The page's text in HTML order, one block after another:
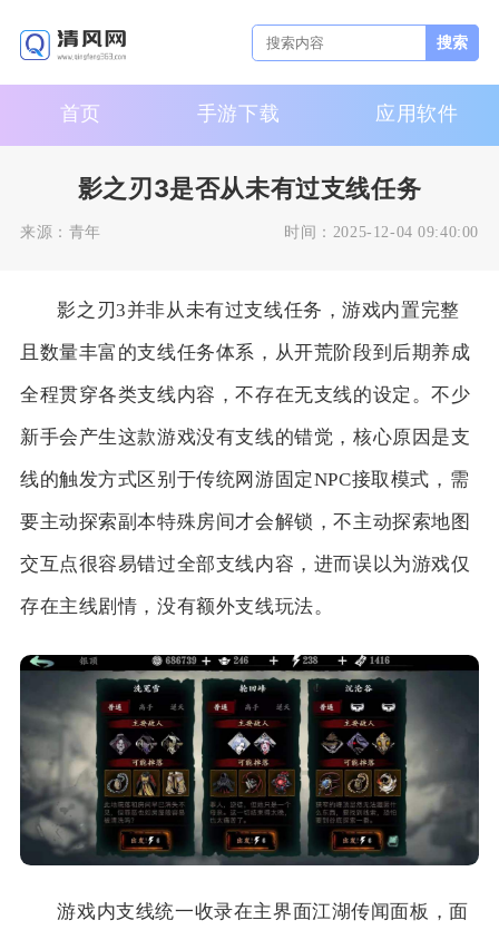
搜索
首页 手游下载 应用软件
影之刃3是否从未有过支线任务
来源： 青年 时间： 2025-12-04 09:40:00
影之刃3并非从未有过支线任务，游戏内置完整
且数量丰富的支线任务体系，从开荒阶段到后期养成
全程贯穿各类支线内容，不存在无支线的设定。不少
新手会产生这款游戏没有支线的错觉，核心原因是支
线的触发方式区别于传统网游固定NPC接取模式，需
要主动探索副本特殊房间才会解锁，不主动探索地图
交互点很容易错过全部支线内容，进而误以为游戏仅
存在主线剧情，没有额外支线玩法。
游戏内支线统一收录在主界面江湖传闻面板，面